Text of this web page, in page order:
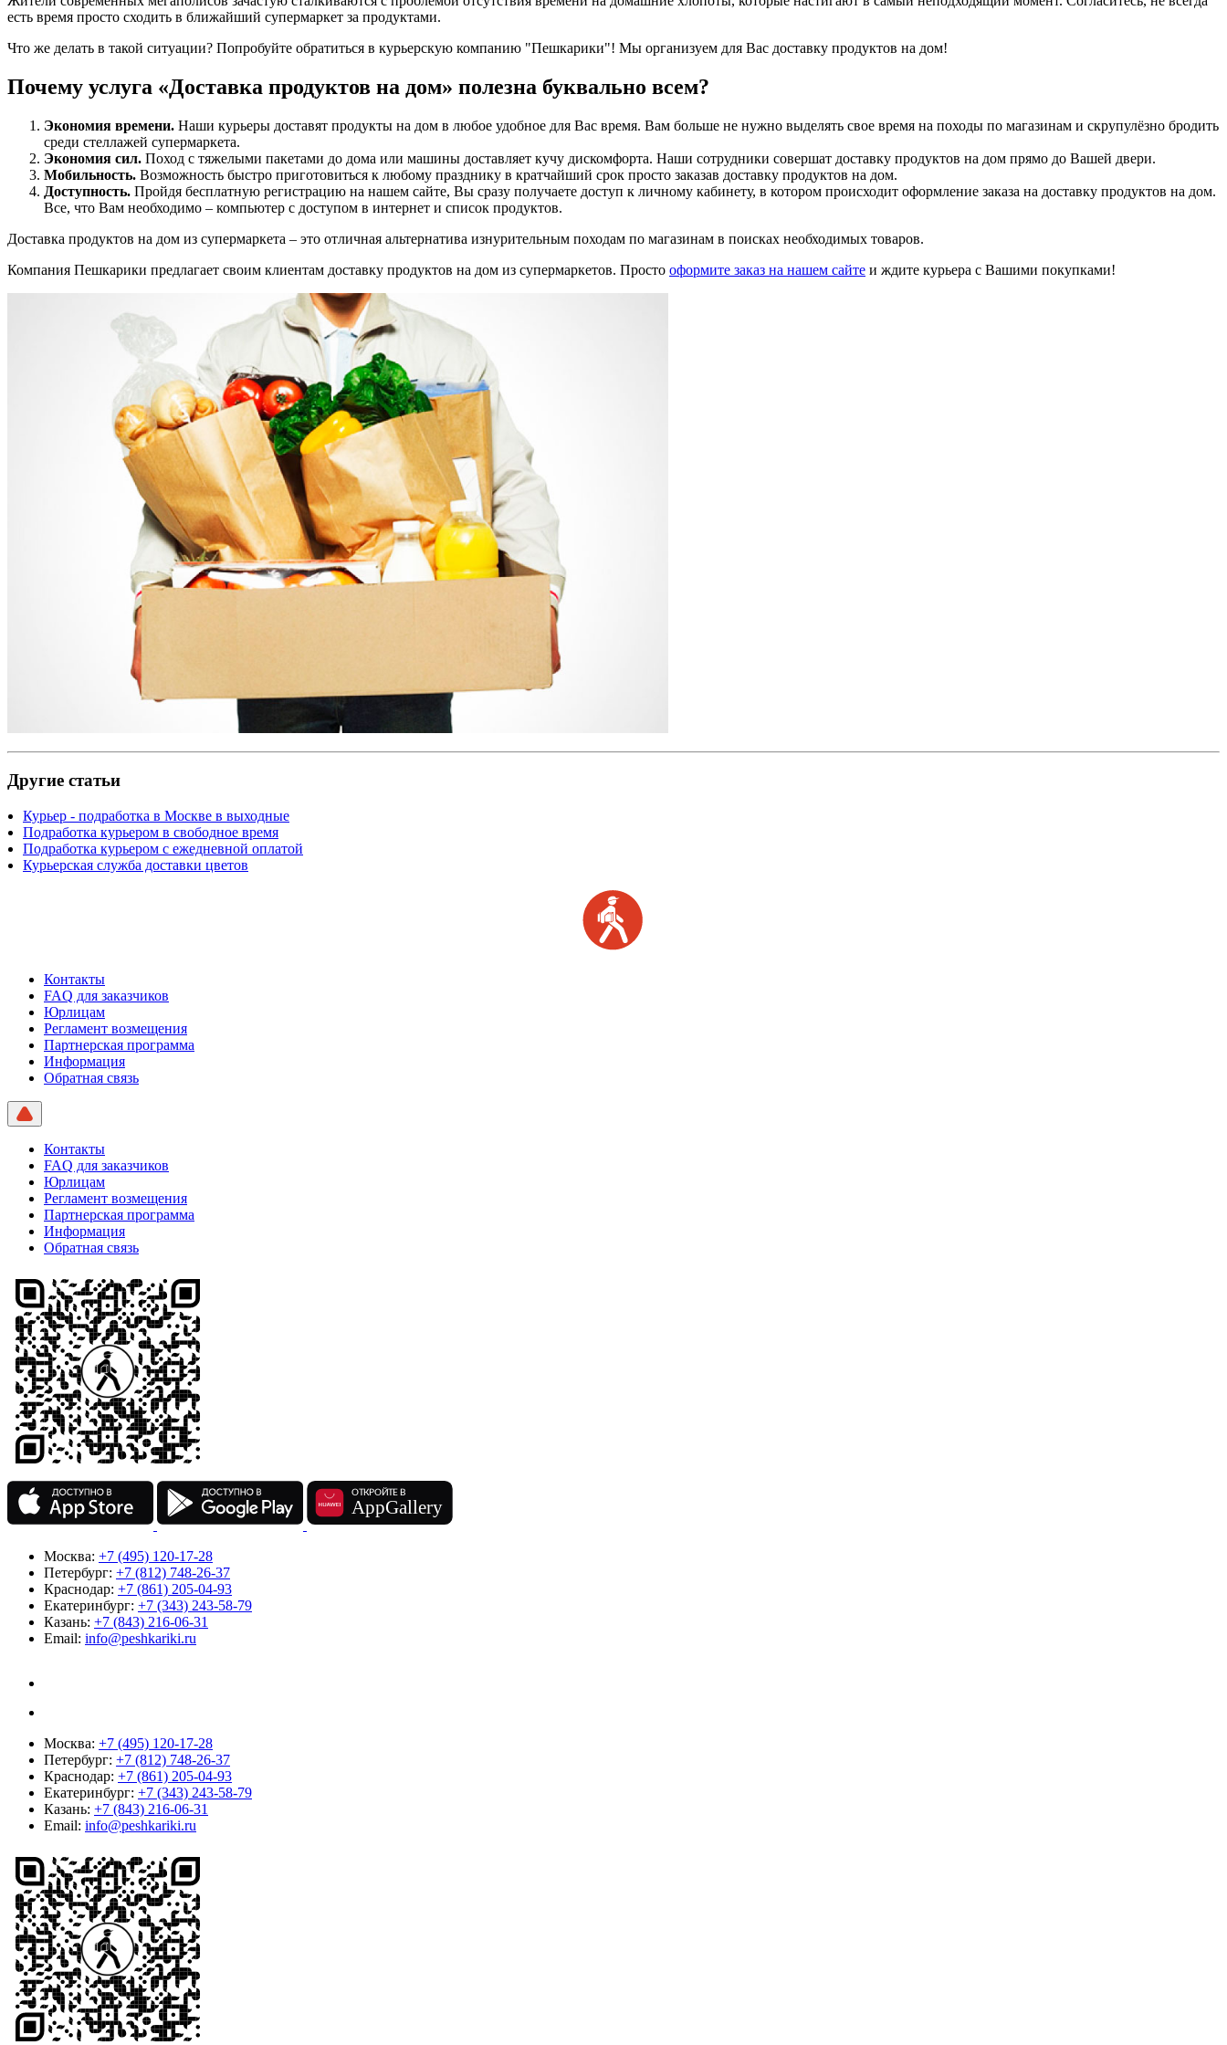
есть время просто сходить в ближайший супермаркет за продуктами.
Что же делать в такой ситуации? Попробуйте обратиться в курьерскую компанию "Пешкарики"! Мы организуем для Вас доставку продуктов на дом!
Почему услуга «Доставка продуктов на дом» полезна буквально всем?
Экономия времени. Наши курьеры доставят продукты на дом в любое удобное для Вас время. Вам больше не нужно выделять свое время на походы по магазинам и скрупулёзно бродить
среди стеллажей супермаркета.
Экономия сил. Поход с тяжелыми пакетами до дома или машины доставляет кучу дискомфорта. Наши сотрудники совершат доставку продуктов на дом прямо до Вашей двери.
Мобильность. Возможность быстро приготовиться к любому празднику в кратчайший срок просто заказав доставку продуктов на дом.
Доступность. Пройдя бесплатную регистрацию на нашем сайте, Вы сразу получаете доступ к личному кабинету, в котором происходит оформление заказа на доставку продуктов на дом.
Все, что Вам необходимо – компьютер с доступом в интернет и список продуктов.
Доставка продуктов на дом из супермаркета – это отличная альтернатива изнурительным походам по магазинам в поисках необходимых товаров.
Компания Пешкарики предлагает своим клиентам доставку продуктов на дом из супермаркетов. Просто оформите заказ на нашем сайте и ждите курьера с Вашими покупками!
Другие статьи
Курьер - подработка в Москве в выходные
Подработка курьером в свободное время
Подработка курьером с ежедневной оплатой
Курьерская служба доставки цветов
Контакты
FAQ для заказчиков
Юрлицам
Регламент возмещения
Партнерская программа
Информация
Обратная связь
Контакты
FAQ для заказчиков
Юрлицам
Регламент возмещения
Партнерская программа
Информация
Обратная связь
Москва: +7 (495) 120-17-28
Петербург: +7 (812) 748-26-37
Краснодар: +7 (861) 205-04-93
Екатеринбург: +7 (343) 243-58-79
Казань: +7 (843) 216-06-31
Email: info@peshkariki.ru
Москва: +7 (495) 120-17-28
Петербург: +7 (812) 748-26-37
Краснодар: +7 (861) 205-04-93
Екатеринбург: +7 (343) 243-58-79
Казань: +7 (843) 216-06-31
Email: info@peshkariki.ru